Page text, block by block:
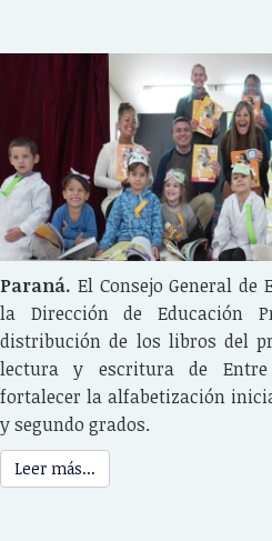
Paraná. El Consejo General de
la Dirección de Educación
distribución de los libros del
lectura y escritura de Entre
fortalecer la alfabetización
y segundo grados.
Leer más...